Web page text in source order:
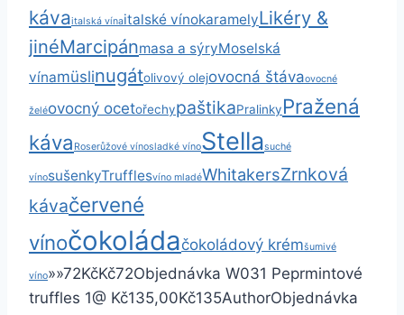
kávaitalská vínaitalské vínokaramelyLikéry &
jinéMarcipánmasa a sýryMoselská
vínamüslinugátolivový olejovocná štávaovocné
želéovocný ocetořechypaštikaPralinkyPražená
káva Roserůžové vínosladké vínoStellasuché
vínosušenkyTrufflesvíno mladéWhitakersZrnková
kávačervené
vínočokoládačokoládový krémšumivé
víno»»72KčKč72Objednávka W031 Peprmintové
truffles 1@ Kč135,00Kč135AuthorObjednávka